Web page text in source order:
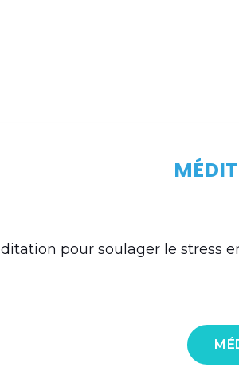
pour soulager le stress